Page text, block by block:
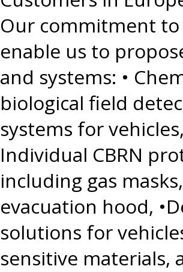
Our commitment to
enable us to
and systems: •
biological field
systems for
Individual CBRN
including gas
evacuation hood,
solutions for
sensitive materials,